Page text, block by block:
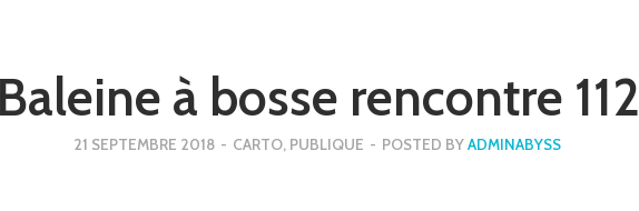
Baleine à bosse rencontre 112
21 SEPTEMBRE 2018 - CARTO, PUBLIQUE - POSTED BYADMINABYSS